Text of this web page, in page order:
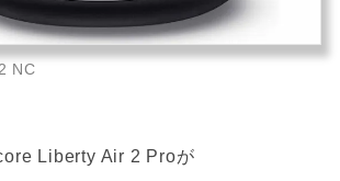
NC
Liberty Air 2 Proが